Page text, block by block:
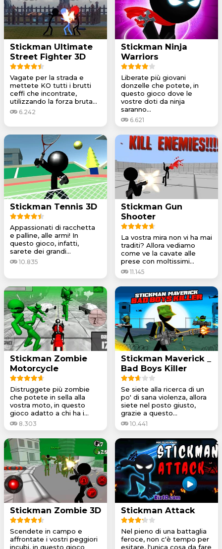
Stickman Ultimate
Street Fighter 3D
Vagate per la strada e
mettete KO tutti i brutti
ceffi che incontrate,
utilizzando la forza bruta...
6.242
Stickman Ninja
Warriors
Liberate più giovani
donzelle che potete, in
questo gioco dove le
vostre doti da ninja
saranno...
6.621
Stickman Tennis 3D
Appassionati di racchetta
e palline, alle armi! In
questo gioco, infatti,
sarete dei grandi...
10.835
Stickman Gun
Shooter
La vostra mira non vi ha mai
traditi? Allora vediamo
come ve la cavate alle
prese con moltissimi...
11.145
Stickman Zombie
Motorcycle
Distruggete più zombie
che potete in sella alla
vostra moto, in questo
gioco adatto a chi ha i...
8.303
Stickman Maverick _
Bad Boys Killer
Se siete alla ricerca di un
po' di sana violenza, allora
siete nel posto giusto,
grazie a questo...
10.441
Stickman Zombie 3D
Scendete in campo e
affrontate i vostri peggiori
incubi, in questo gioco
Stickman Attack
Nel pieno di una battaglia
feroce, non c'è tempo per
esitare, l'unica cosa da fare